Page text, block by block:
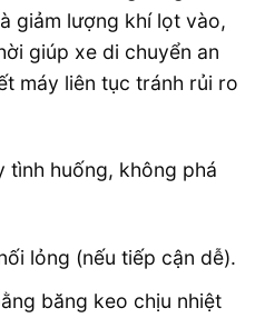
giảm lượng khí lọt vào,
giúp xe di chuyển an
máy liên tục tránh rủi ro
tình huống, không phá
lỏng (nếu tiếp cận dễ).
băng keo chịu nhiệt